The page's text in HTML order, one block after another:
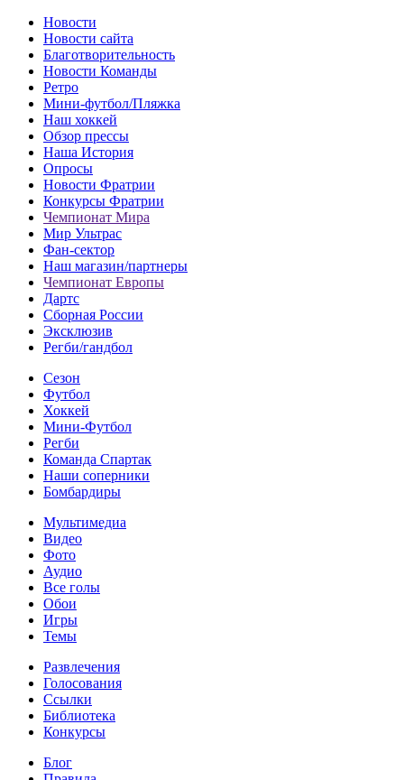
Новости
Новости сайта
Благотворительность
Новости Команды
Ретро
Мини-футбол/Пляжка
Наш хоккей
Обзор прессы
Наша История
Опросы
Новости Фратрии
Конкурсы Фратрии
Чемпионат Мира
Мир Ультрас
Фан-cектор
Наш магазин/партнеры
Чемпионат Европы
Дартс
Сборная России
Эксклюзив
Регби/гандбол
Сезон
Футбол
Хоккей
Мини-Футбол
Регби
Команда Спартак
Наши соперники
Бомбардиры
Мультимедиа
Видео
Фото
Аудио
Все голы
Обои
Игры
Темы
Развлечения
Голосования
Ссылки
Библиотека
Конкурсы
Блог